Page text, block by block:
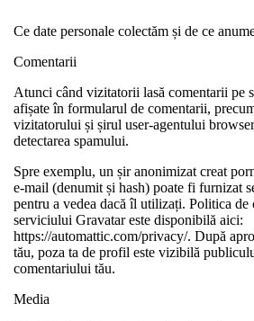
Ce date personale colectăm și de ce
Comentarii
Atunci când vizitatorii lasă comentarii pe
afișate în formularul de comentarii,
vizitatorului și șirul user-agentului
detectarea spamului.
Spre exemplu, un șir anonimizat creat
e-mail (denumit și hash) poate fi furnizat
pentru a vedea dacă îl utilizați. Politica de
serviciului Gravatar este disponibilă aici:
https://automattic.com/privacy/. După
tău, poza ta de profil este vizibilă
comentariului tău.
Media